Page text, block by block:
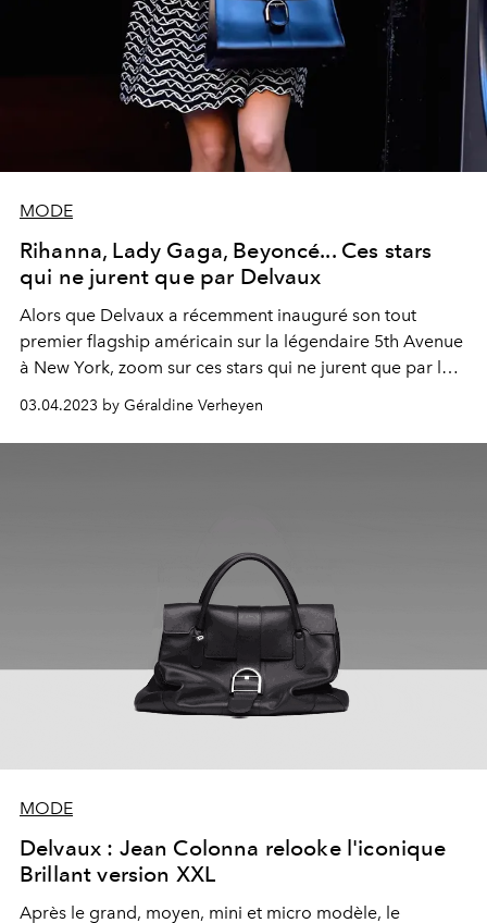
MODE
Rihanna, Lady Gaga, Beyoncé... Ces stars
qui ne jurent que par Delvaux
Alors que Delvaux a récemment inauguré son tout
premier flagship américain sur la légendaire 5th Avenue
à New York, zoom sur ces stars qui ne jurent que par les
sacs de la maison belge.
03.04.2023 by Géraldine Verheyen
MODE
Delvaux : Jean Colonna relooke l'iconique
Brillant version XXL
Après le grand, moyen, mini et micro modèle, le